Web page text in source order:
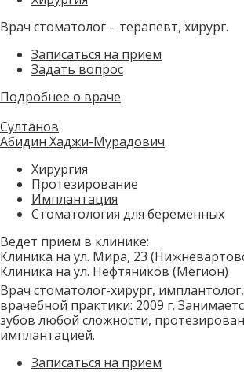
Врач стоматолог – терапевт, хирург.
Записаться на прием
Задать вопрос
Подробнее о враче
Султанов
Абидин Хаджи-Мурадович
Хирургия
Протезирование
Имплантация
Стоматология для беременных
Ведет прием в клинике:
Клиника на ул. Мира, 23
Клиника на ул. Нефтяников (Мегион)
Врач стоматолог-хирург,
врачебной практики: 2009 г.
зубов любой сложности,
имплантацией.
Записаться на прием